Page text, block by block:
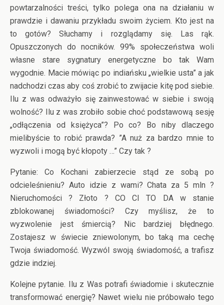
powtarzalności treści, tylko polega ona na działaniu w
prawdzie i dawaniu przykładu swoim życiem. Kto jest na
to gotów? Słuchamy i rozglądamy się. Las rąk.
Opuszczonych do nocników. 99% społeczeństwa woli
własne stare sygnatury energetyczne bo tak Wam
wygodnie. Macie mówiąc po indiańsku „wielkie usta” a jak
nadchodzi czas aby coś zrobić to zwijacie kitę pod siebie.
Ilu z was odważyło się zainwestować w siebie i swoją
wolność? Ilu z was zrobiło sobie choć podstawową sesję
„odłączenia od księżyca”? Po co? Bo niby dlaczego
mielibyście to robić prawda? ”A nuż za bardzo mnie to
wyzwoli i mogą być kłopoty …” Czy tak ?
Pytanie: Co Kochani zabierzecie stąd ze sobą po
odcieleśnieniu? Auto idzie z wami? Chata za 5 mln ?
Nieruchomości ? Złoto ? CO CI TO DA w stanie
zblokowanej świadomości? Czy myślisz, że to
wyzwolenie jest śmiercią? Nic bardziej błędnego.
Zostajesz w świecie zniewolonym, bo taką ma cechę
Twoja świadomość. Wyzwól swoją świadomość, a trafisz
gdzie indziej.
Kolejne pytanie. Ilu z Was potrafi świadomie i skutecznie
transformować energię? Nawet wielu nie próbowało tego